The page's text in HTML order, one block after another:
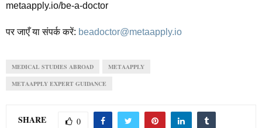
metaapply.io/be-a-doctor
पर जाएँ या संपर्क करें: beadoctor@metaapply.io
MEDICAL STUDIES ABROAD METAAPPLY
METAAPPLY EXPERT GUIDANCE
SHARE 0